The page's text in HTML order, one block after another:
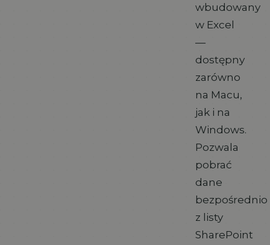
wbudowany
w Excel
—
dostępny
zarówno
na Macu,
jak i na
Windows.
Pozwala
pobrać
dane
bezpośrednio
z listy
SharePoint